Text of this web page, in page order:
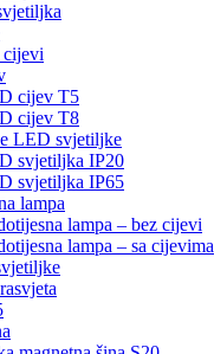
cijev T5
cijev T8
LED svjetiljke
svjetiljka IP20
svjetiljka IP65
lampa
lampa – bez cijevi
lampa – sa cijevima